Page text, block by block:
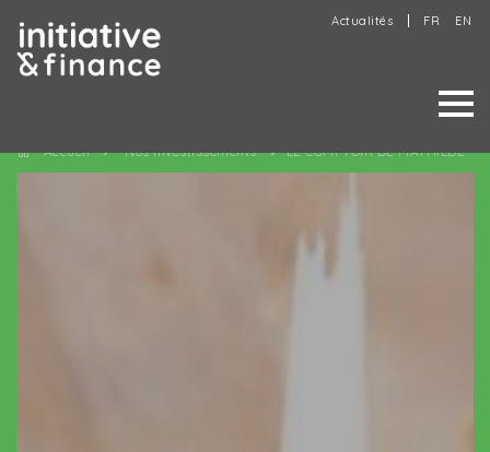
Actualités FR EN
Accueil Nos investissements LE COMPTOIR DE MATHILDE